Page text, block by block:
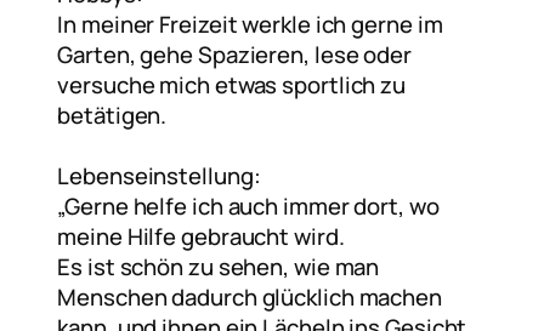
In meiner Freizeit werkle ich gerne im
Garten, gehe Spazieren, lese oder
versuche mich etwas sportlich zu
betätigen.
Lebenseinstellung:
„Gerne helfe ich auch immer dort, wo
meine Hilfe gebraucht wird.
Es ist schön zu sehen, wie man
Menschen dadurch glücklich machen